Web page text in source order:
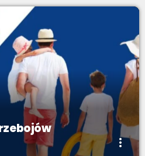
more_vert